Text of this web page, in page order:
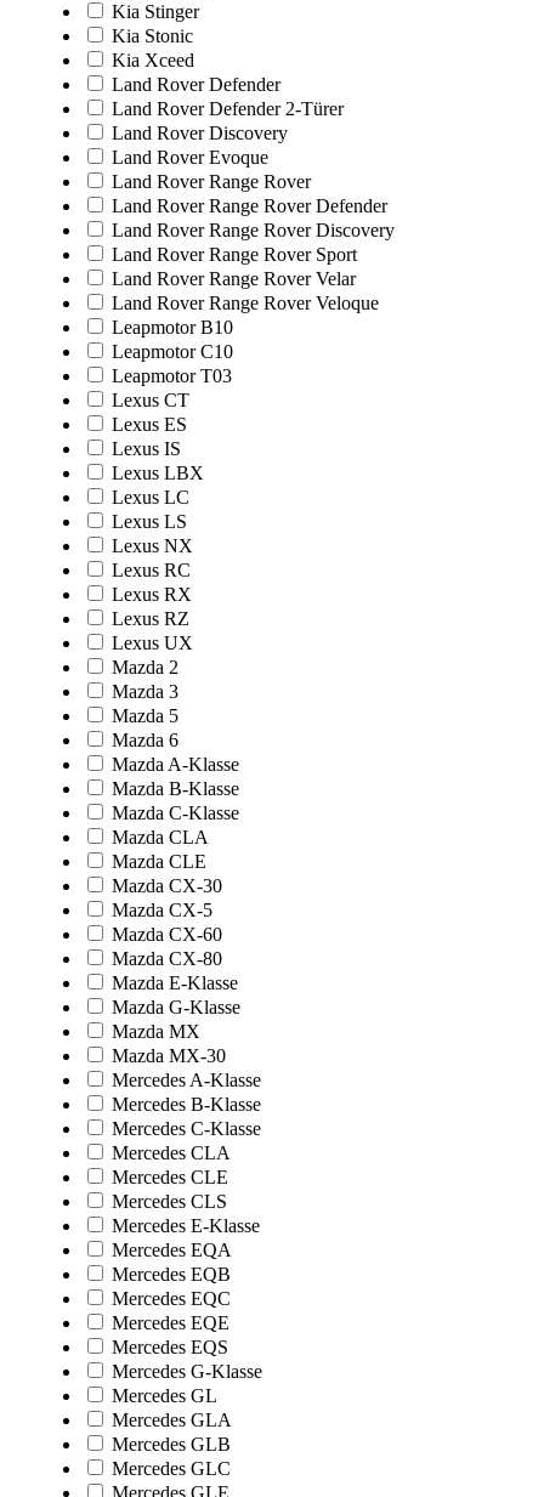
Kia Stinger
Kia Stonic
Kia Xceed
Land Rover Defender
Land Rover Defender 2-Türer
Land Rover Discovery
Land Rover Evoque
Land Rover Range Rover
Land Rover Range Rover Defender
Land Rover Range Rover Discovery
Land Rover Range Rover Sport
Land Rover Range Rover Velar
Land Rover Range Rover Veloque
Leapmotor B10
Leapmotor C10
Leapmotor T03
Lexus CT
Lexus ES
Lexus IS
Lexus LBX
Lexus LC
Lexus LS
Lexus NX
Lexus RC
Lexus RX
Lexus RZ
Lexus UX
Mazda 2
Mazda 3
Mazda 5
Mazda 6
Mazda A-Klasse
Mazda B-Klasse
Mazda C-Klasse
Mazda CLA
Mazda CLE
Mazda CX-30
Mazda CX-5
Mazda CX-60
Mazda CX-80
Mazda E-Klasse
Mazda G-Klasse
Mazda MX
Mazda MX-30
Mercedes A-Klasse
Mercedes B-Klasse
Mercedes C-Klasse
Mercedes CLA
Mercedes CLE
Mercedes CLS
Mercedes E-Klasse
Mercedes EQA
Mercedes EQB
Mercedes EQC
Mercedes EQE
Mercedes EQS
Mercedes G-Klasse
Mercedes GL
Mercedes GLA
Mercedes GLB
Mercedes GLC